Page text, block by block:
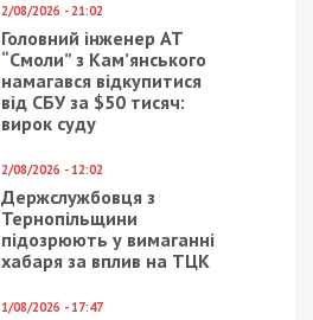
2/08/2026 - 21:02
Головний інженер АТ
“Смоли” з Кам’янського
намагався відкупитися
від СБУ за $50 тисяч:
вирок суду
2/08/2026 - 12:02
Держслужбовця з
Тернопільщини
підозрюють у вимаганні
хабаря за вплив на ТЦК
1/08/2026 - 17:47